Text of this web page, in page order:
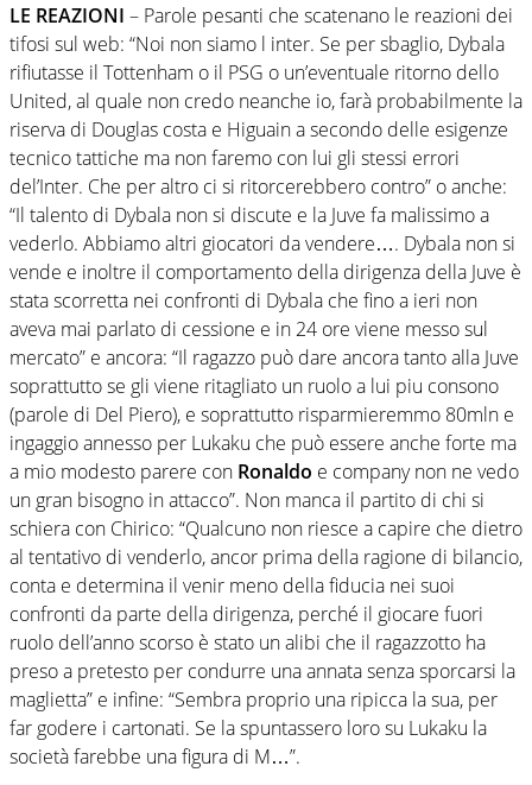
LE REAZIONI – Parole pesanti che scatenano le reazioni dei
tifosi sul web: “Noi non siamo l inter. Se per sbaglio, Dybala
rifiutasse il Tottenham o il PSG o un’eventuale ritorno dello
United, al quale non credo neanche io, farà probabilmente la
riserva di Douglas costa e Higuain a secondo delle esigenze
tecnico tattiche ma non faremo con lui gli stessi errori
del’Inter. Che per altro ci si ritorcerebbero contro” o anche:
“Il talento di Dybala non si discute e la Juve fa malissimo a
vederlo. Abbiamo altri giocatori da vendere…. Dybala non si
vende e inoltre il comportamento della dirigenza della Juve è
stata scorretta nei confronti di Dybala che fino a ieri non
aveva mai parlato di cessione e in 24 ore viene messo sul
mercato” e ancora: “Il ragazzo può dare ancora tanto alla Juve
soprattutto se gli viene ritagliato un ruolo a lui piu consono
(parole di Del Piero), e soprattutto risparmieremmo 80mln e
ingaggio annesso per Lukaku che può essere anche forte ma
a mio modesto parere con Ronaldo e company non ne vedo
un gran bisogno in attacco”. Non manca il partito di chi si
schiera con Chirico: “Qualcuno non riesce a capire che dietro
al tentativo di venderlo, ancor prima della ragione di bilancio,
conta e determina il venir meno della fiducia nei suoi
confronti da parte della dirigenza, perché il giocare fuori
ruolo dell’anno scorso è stato un alibi che il ragazzotto ha
preso a pretesto per condurre una annata senza sporcarsi la
maglietta” e infine: “Sembra proprio una ripicca la sua, per
far godere i cartonati. Se la spuntassero loro su Lukaku la
società farebbe una figura di M…”.